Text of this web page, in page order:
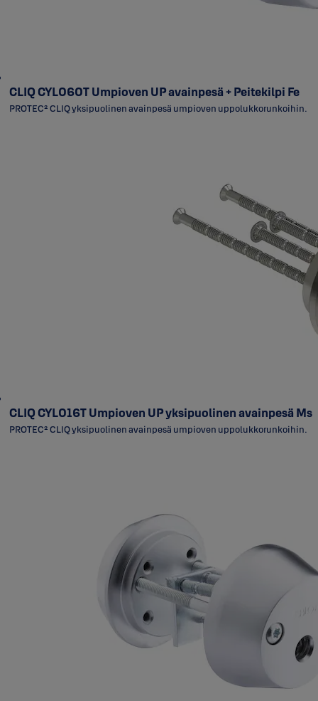
CLIQ CYL060T Umpioven UP avainpesä + Peitekilpi Fe
PROTEC² CLIQ yksipuolinen avainpesä umpioven uppolukkorunkoihin.
CLIQ CYL016T Umpioven UP yksipuolinen avainpesä Ms
PROTEC² CLIQ yksipuolinen avainpesä umpioven uppolukkorunkoihin.